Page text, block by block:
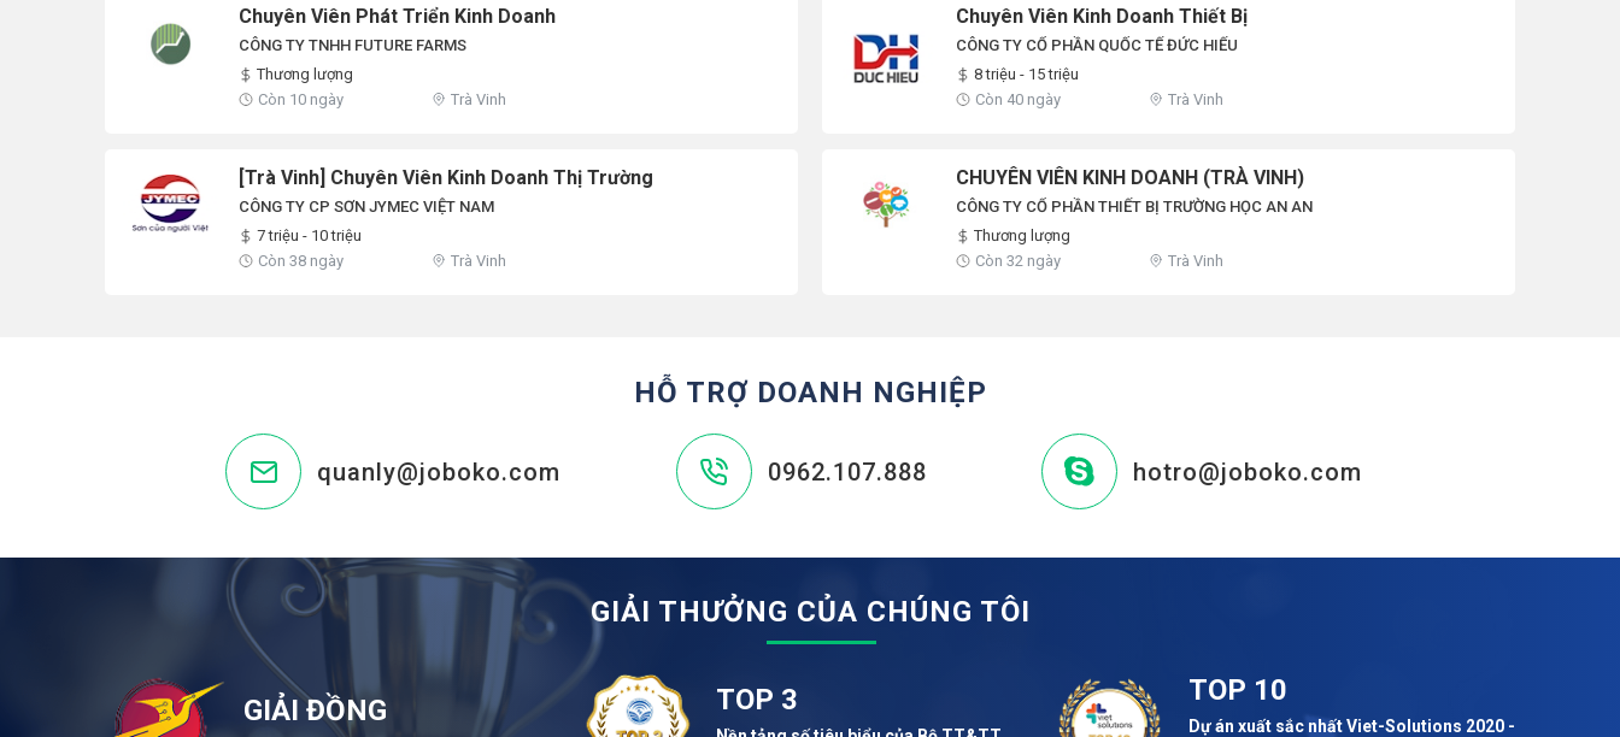
Chuyên Viên Phát Triển Kinh Doanh
CÔNG TY TNHH FUTURE FARMS
Thương lượng
Còn 10 ngày
Trà Vinh
Chuyên Viên Kinh Doanh Thiết Bị
CÔNG TY CỔ PHẦN QUỐC TẾ ĐỨC HIẾU
8 triệu - 15 triệu
Còn 40 ngày
Trà Vinh
[Trà Vinh] Chuyên Viên Kinh Doanh Thị Trường
CÔNG TY CP SƠN JYMEC VIỆT NAM
7 triệu - 10 triệu
Còn 38 ngày
Trà Vinh
CHUYÊN VIÊN KINH DOANH (TRÀ VINH)
CÔNG TY CỔ PHẦN THIẾT BỊ TRƯỜNG HỌC AN AN
Thương lượng
Còn 32 ngày
Trà Vinh
HỖ TRỢ DOANH NGHIỆP
quanly@joboko.com 0962.107.888 hotro@joboko.com
GIẢI THƯỞNG CỦA CHÚNG TÔI
GIẢI ĐỒNG TOP 3 TOP 10
Dự án xuất sắc nhất Viet-Solutions 2020 -